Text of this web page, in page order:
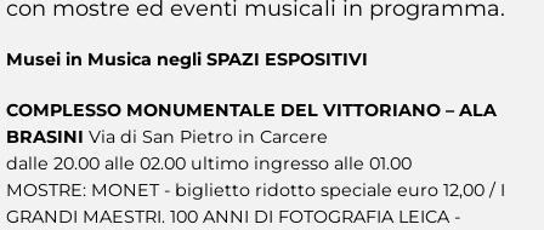
con mostre ed eventi musicali in programma.
Musei in Musica negli SPAZI ESPOSITIVI
COMPLESSO MONUMENTALE DEL VITTORIANO – ALA
BRASINI Via di San Pietro in Carcere
dalle 20.00 alle 02.00 ultimo ingresso alle 01.00
MOSTRE: MONET - biglietto ridotto speciale euro 12,00 / I
GRANDI MAESTRI. 100 ANNI DI FOTOGRAFIA LEICA -